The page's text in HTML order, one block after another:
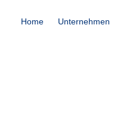
Home Unternehmen